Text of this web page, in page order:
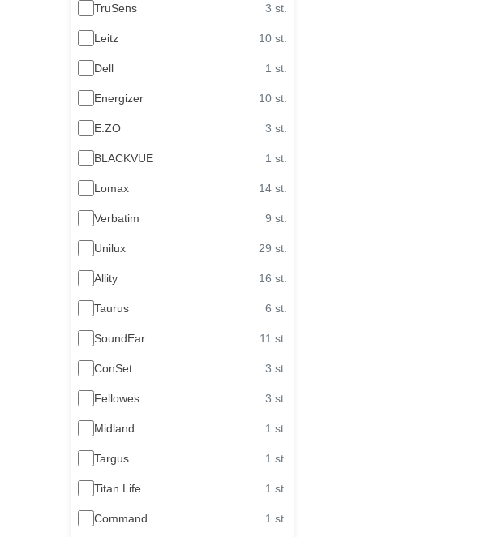
TruSens 3 st.
Leitz 10 st.
Dell 1 st.
Energizer 10 st.
E:ZO 3 st.
BLACKVUE 1 st.
Lomax 14 st.
Verbatim 9 st.
Unilux 29 st.
Allity 16 st.
Taurus 6 st.
SoundEar 11 st.
ConSet 3 st.
Fellowes 3 st.
Midland 1 st.
Targus 1 st.
Titan Life 1 st.
Command 1 st.